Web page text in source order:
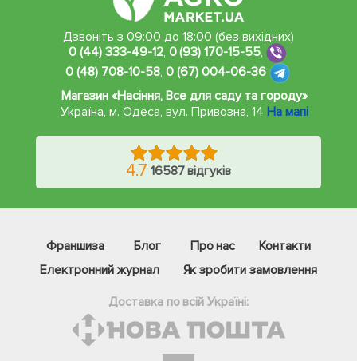
Дзвоніть з 09:00 до 18:00 (без вихідних)
0 (44) 333-49-12, 0 (93) 170-15-55,
0 (48) 708-10-58, 0 (67) 004-06-36
Магазин «Насіння, Все для саду та городу»
Україна, м. Одеса,вул. Привозна, 14 На мапі
4.7 16587 відгуків
Франшиза Блог Про нас
Контакти
Електронний журнал
Як зробити замовлення
Доставка по всій Україні: